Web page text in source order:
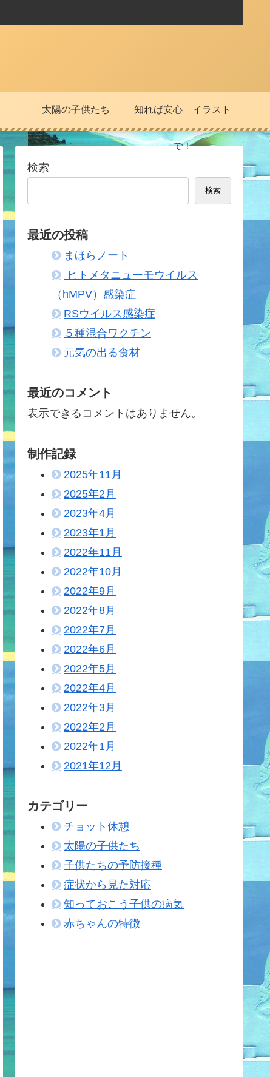
太陽の子供たち 知れば安心 イラスト
で！
検索
検索
最近の投稿
まほらノート
ヒトメタニューモウイルス
（hMPV）感染症
RSウイルス感染症
５種混合ワクチン
元気の出る食材
最近のコメント
表示できるコメントはありません。
制作記録
2025年11月
2025年2月
2023年4月
2023年1月
2022年11月
2022年10月
2022年9月
2022年8月
2022年7月
2022年6月
2022年5月
2022年4月
2022年3月
2022年2月
2022年1月
2021年12月
カテゴリー
チョット休憩
太陽の子供たち
子供たちの予防接種
症状から見た対応
知っておこう子供の病気
赤ちゃんの特徴